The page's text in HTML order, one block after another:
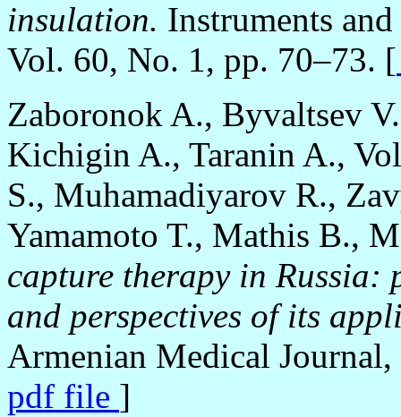
insulation. Instruments
Vol. 60, No. 1, pp. 70–73. [
Zaboronok A., Byvaltsev
Kichigin A., Taranin A.,
S., Muhamadiyarov R.,
Yamamoto T., Mathis B.,
capture therapy in
and perspectives of its
Armenian Medical
pdf file ]